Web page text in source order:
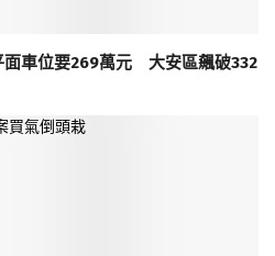
面車位要269萬元 大安區飆破332